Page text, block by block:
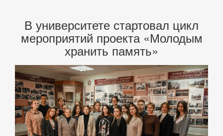
В университете стартовал цикл
мероприятий проекта «Молодым
хранить память»